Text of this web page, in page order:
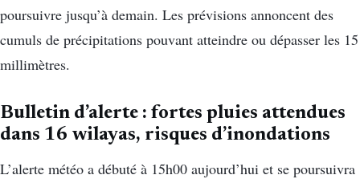
poursuivre jusqu’à demain. Les prévisions annoncent des
cumuls de précipitations pouvant atteindre ou dépasser les 15
millimètres.
Bulletin d’alerte : fortes pluies attendues
dans 16 wilayas, risques d’inondations
L’alerte météo a débuté à 15h00 aujourd’hui et se poursuivra